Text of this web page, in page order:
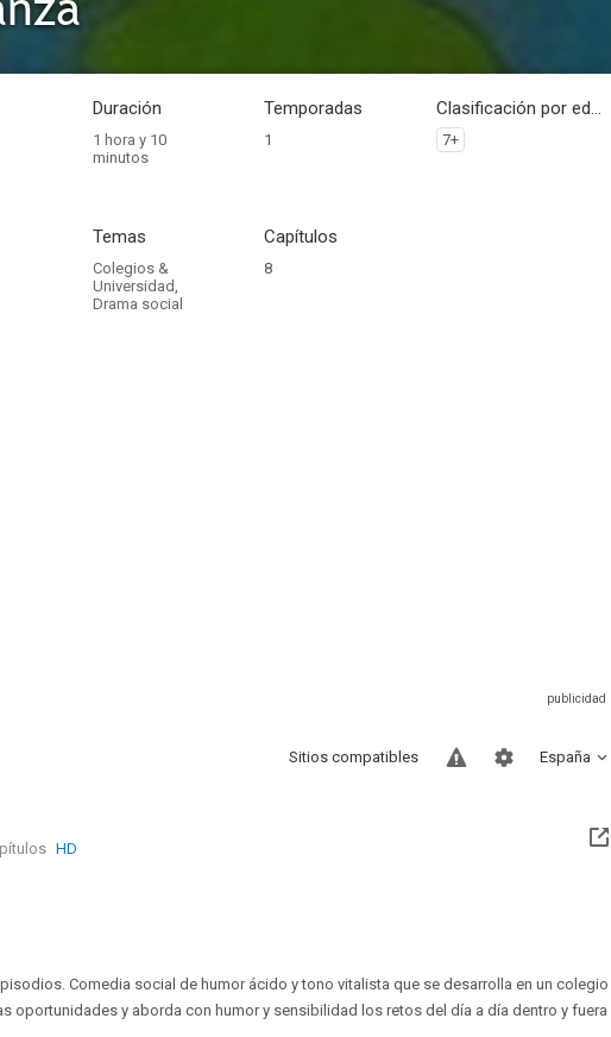
Duración
1 hora y 10
minutos
Temporadas
1
Clasificación por edades
7+
Temas
Colegios &
Universidad,
Drama social
Capítulos
8
España
Sitios compatibles
HD
Comedia social de humor ácido y tono vitalista que se desarrolla en un colegio
oportunidades y aborda con humor y sensibilidad los retos del día a día dentro y fuera